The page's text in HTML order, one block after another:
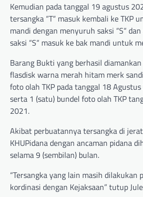
Kemudian pada tanggal 19 agustus
tersangka “T“ masuk kembali ke TKP
mandi dengan menyuruh saksi “S“ dan
saksi “S“ masuk ke bak mandi untuk
Barang Bukti yang berhasil
flasdisk warna merah hitam merk
foto olah TKP pada tanggal 18
serta 1 (satu) bundel foto olah TKP
2021.
Akibat perbuatannya tersangka di
KHUPidana dengan ancaman pidana
selama 9 (sembilan) bulan.
“Tersangka yang lain masih dilakukan
kordinasi dengan Kejaksaan” tutup